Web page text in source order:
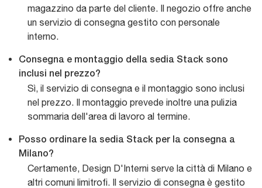
magazzino da parte del cliente. Il negozio offre anche
un servizio di consegna gestito con personale
interno.
Consegna e montaggio della sedia Stack sono
inclusi nel prezzo?
Sì, il servizio di consegna e il montaggio sono inclusi
nel prezzo. Il montaggio prevede inoltre una pulizia
sommaria dell'area di lavoro al termine.
Posso ordinare la sedia Stack per la consegna a
Milano?
Certamente, Design D'Interni serve la città di Milano e
altri comuni limitrofi. Il servizio di consegna è gestito